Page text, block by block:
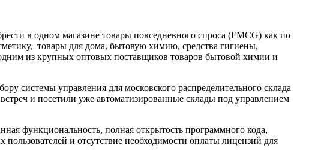
в одном магазине товары повседневного спроса (FMCG) как по
товары для дома, бытовую химию, средства гигиены,
из крупных оптовых поставщиков товаров бытовой химии и
управления для московского распределительного склада
и посетили уже автоматизированные склады под управлением
функциональность, полная открытость программного кода,
и отсутствие необходимости оплаты лицензий для